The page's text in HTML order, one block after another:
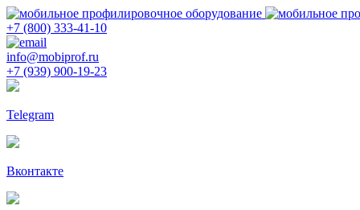
+7 (800) 333-41-10
info@mobiprof.ru
+7 (939) 900-19-23
Telegram
Вконтакте